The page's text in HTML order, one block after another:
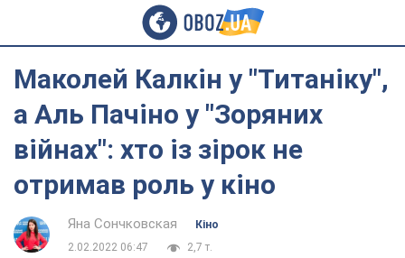
Маколей Калкін у "Титаніку",
а Аль Пачіно у "Зоряних
війнах": хто із зірок не
отримав роль у кіно
Яна Сончковская
Кіно
2.02.2022 06:47
2,7 т.